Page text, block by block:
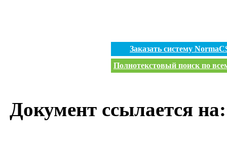
Заказать систему
Полнотекстовый поиск по
Документ ссылается на: